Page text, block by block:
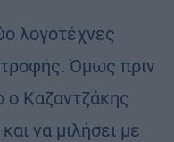
λογοτέχνες
Όμως πριν
ο Καζαντζάκης
να μιλήσει με